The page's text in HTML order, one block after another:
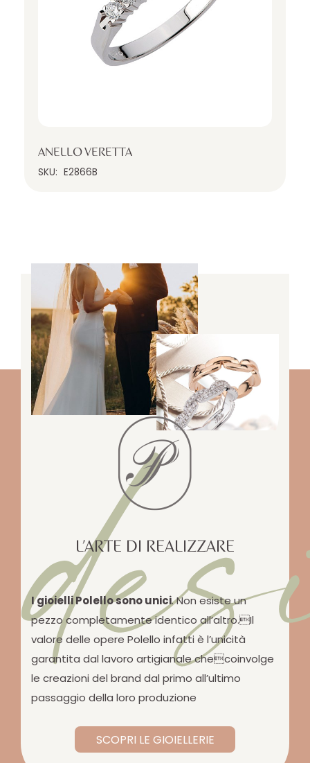
ANELLO VERETTA
SKU: E2866B
L’ARTE DI REALIZZARE
I gioielli Polello sono unici. Non esiste un
pezzo completamente identico all’altro.Il
valore delle opere Polello infatti è l’unicità
garantita dal lavoro artigianale checoinvolge
le creazioni del brand dal primo all’ultimo
passaggio della loro produzione
SCOPRI LE GIOIELLERIE